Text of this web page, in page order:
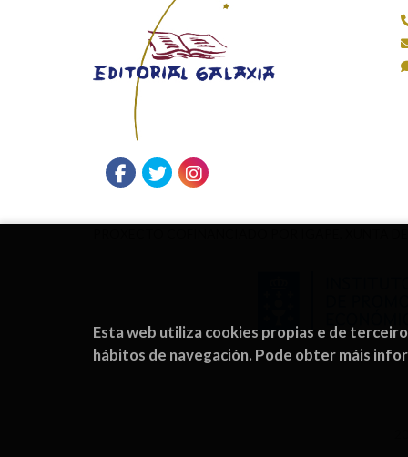
Esta web utiliza cookies propias e de
hábitos de navegación. Pode obter máis